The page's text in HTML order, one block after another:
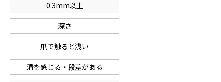
0.3mm以上
深さ
爪で触ると浅い
溝を感じる・段差がある